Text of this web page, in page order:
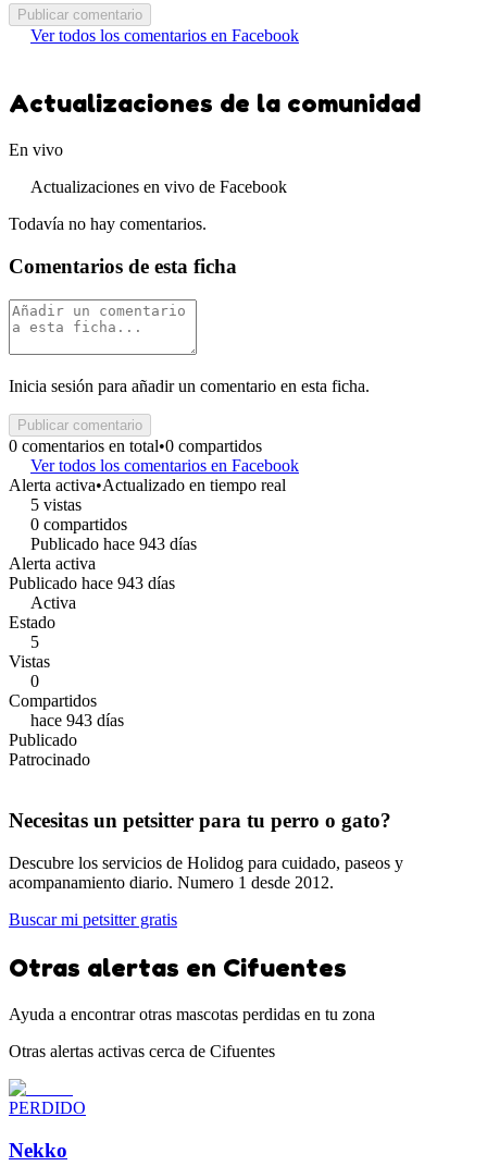
Publicar comentario
Ver todos los comentarios en Facebook
Actualizaciones de la comunidad
En vivo
Actualizaciones en vivo de Facebook
Todavía no hay comentarios.
Comentarios de esta ficha
Inicia sesión para añadir un comentario en esta ficha.
Publicar comentario
0 comentarios en total•0 compartidos
Ver todos los comentarios en Facebook
Alerta activa•Actualizado en tiempo real
5 vistas
0 compartidos
Publicado hace 943 días
Alerta activa
Publicado hace 943 días
Activa
Estado
5
Vistas
0
Compartidos
hace 943 días
Publicado
Patrocinado
Necesitas un petsitter para tu perro o gato?
Descubre los servicios de Holidog para cuidado, paseos y
acompanamiento diario. Numero 1 desde 2012.
Buscar mi petsitter gratis
Otras alertas en Cifuentes
Ayuda a encontrar otras mascotas perdidas en tu zona
Otras alertas activas cerca de Cifuentes
PERDIDO
Nekko